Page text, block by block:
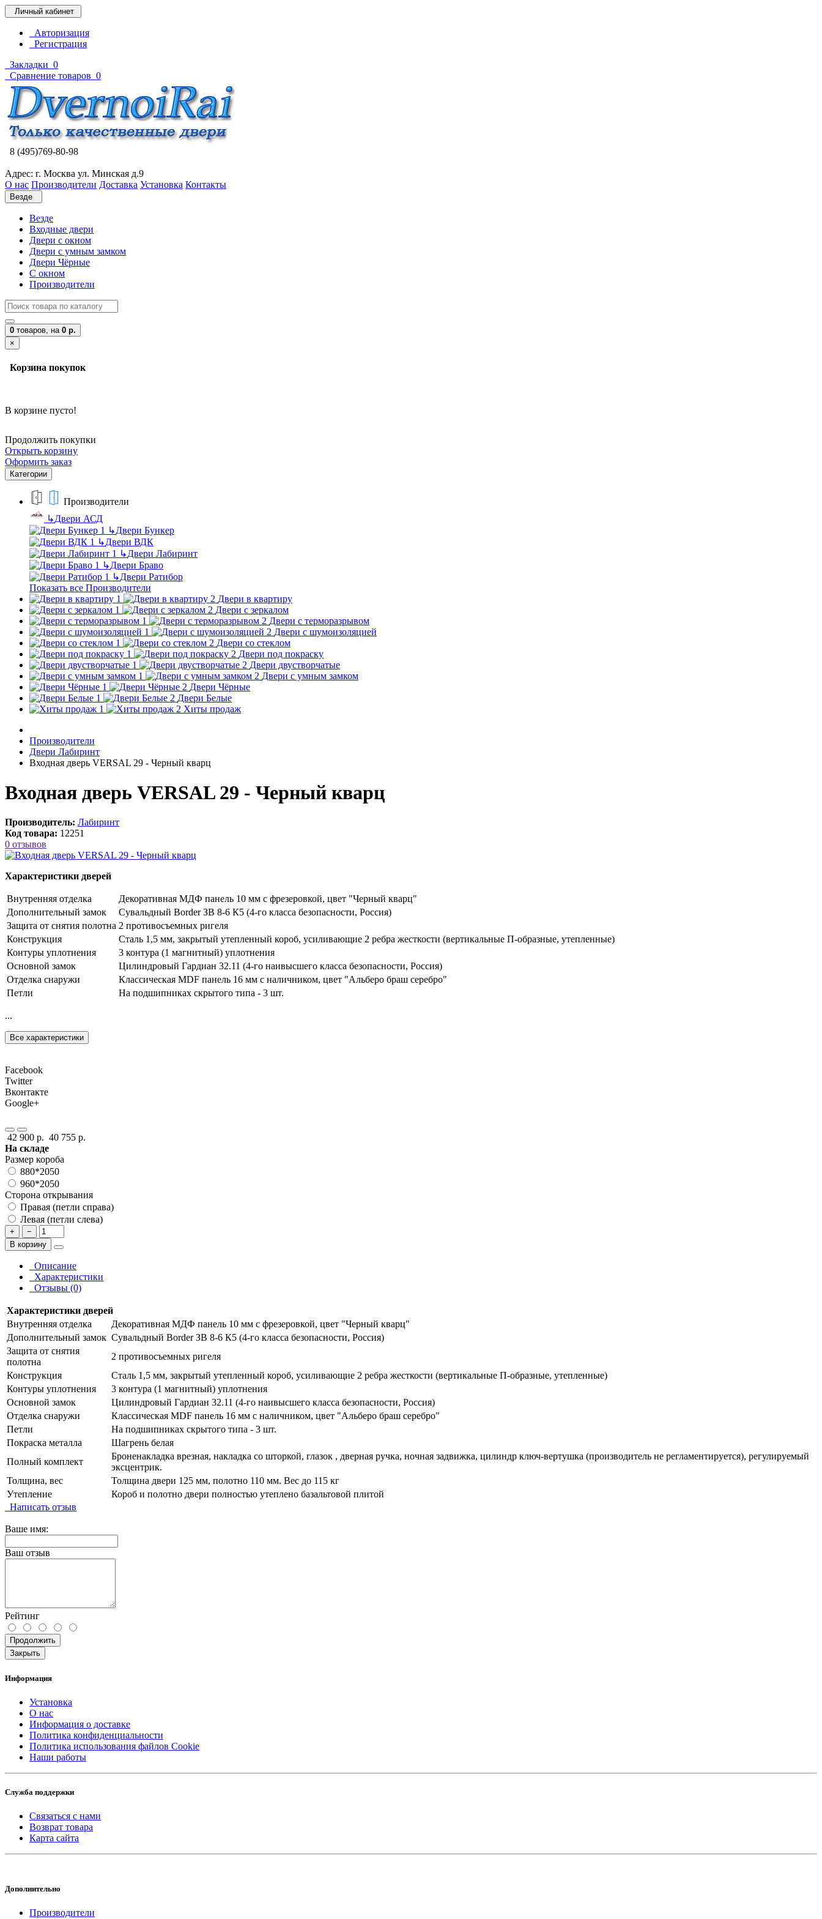
Личный кабинет
Авторизация
Регистрация
Закладки 0
Сравнение товаров 0
8 (495)769-80-98
Адрес: г. Москва ул. Минская д.9
О нас Производители Доставка Установка Контакты
Везде
Везде
Входные двери
Двери с окном
Двери с умным замком
Двери Чёрные
C окном
Производители
0 товаров, на 0 р.
×
Корзина покупок
В корзине пусто!
Продолжить покупки
Открыть корзину
Оформить заказ
Категории
Производители
↳Двери АСД
↳Двери Бункер
↳Двери ВДК
↳Двери Лабиринт
↳Двери Браво
↳Двери Ратибор
Показать все Производители
Двери в квартиру
Двери с зеркалом
Двери с терморазрывом
Двери с шумоизоляцией
Двери со стеклом
Двери под покраску
Двери двустворчатые
Двери с умным замком
Двери Чёрные
Двери Белые
Хиты продаж
Производители
Двери Лабиринт
Входная дверь VERSAL 29 - Черный кварц
Входная дверь VERSAL 29 - Черный кварц
Производитель: Лабиринт
Код товара: 12251
0 отзывов
Характеристики дверей
Внутренняя отделка
Декоративная МДФ панель 10 мм с фрезеровкой, цвет "Черный кварц"
Дополнительный замок
Сувальдный Border ЗВ 8-6 К5 (4-го класса безопасности, Россия)
Защита от снятия полотна 2 противосъемных ригеля
Конструкция
Сталь 1,5 мм, закрытый утепленный короб, усиливающие 2 ребра жесткости (вертикальные П-образные, утепленные)
Контуры уплотнения
3 контура (1 магнитный) уплотнения
Основной замок
Цилиндровый Гардиан 32.11 (4-го наивысшего класса безопасности, Россия)
Отделка снаружи
Классическая MDF панель 16 мм с наличником, цвет "Альберо браш серебро"
Петли
На подшипниках скрытого типа - 3 шт.
...
Все характеристики
Facebook
Twitter
Вконтакте
Google+
42 900 р. 40 755 р.
На складе
Размер короба
880*2050
960*2050
Сторона открывания
Правая (петли справа)
Левая (петли слева)
+
−
В корзину
Описание
Характеристики
Отзывы (0)
Характеристики дверей
Внутренняя отделка
Декоративная МДФ панель 10 мм с фрезеровкой, цвет "Черный кварц"
Дополнительный замок Сувальдный Border ЗВ 8-6 К5 (4-го класса безопасности, Россия)
Защита от снятия
полотна
2 противосъемных ригеля
Конструкция
Сталь 1,5 мм, закрытый утепленный короб, усиливающие 2 ребра жесткости (вертикальные П-образные, утепленные)
Контуры уплотнения
3 контура (1 магнитный) уплотнения
Основной замок
Цилиндровый Гардиан 32.11 (4-го наивысшего класса безопасности, Россия)
Отделка снаружи
Классическая MDF панель 16 мм с наличником, цвет "Альберо браш серебро"
Петли
На подшипниках скрытого типа - 3 шт.
Покраска металла
Шагрень белая
Полный комплект
Броненакладка врезная, накладка со шторкой, глазок , дверная ручка, ночная задвижка, цилиндр ключ-вертушка (производитель не регламентируется), регулируемый
эксцентрик.
Толщина, вес
Толщина двери 125 мм, полотно 110 мм. Вес до 115 кг
Утепление
Короб и полотно двери полностью утеплено базальтовой плитой
Написать отзыв
Ваше имя:
Ваш отзыв
Рейтинг
Продолжить
Закрыть
Информация
Установка
О нас
Информация о доставке
Политика конфиденциальности
Политика использования файлов Cookie
Наши работы
Служба поддержки
Связаться с нами
Возврат товара
Карта сайта
Дополнительно
Производители